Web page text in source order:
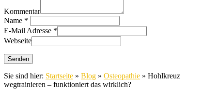
Kommentar
Name *
E-Mail Adresse *
Webseite
Sie sind hier: Startseite » Blog » Osteopathie » Hohlkreuz
wegtrainieren – funktioniert das wirklich?